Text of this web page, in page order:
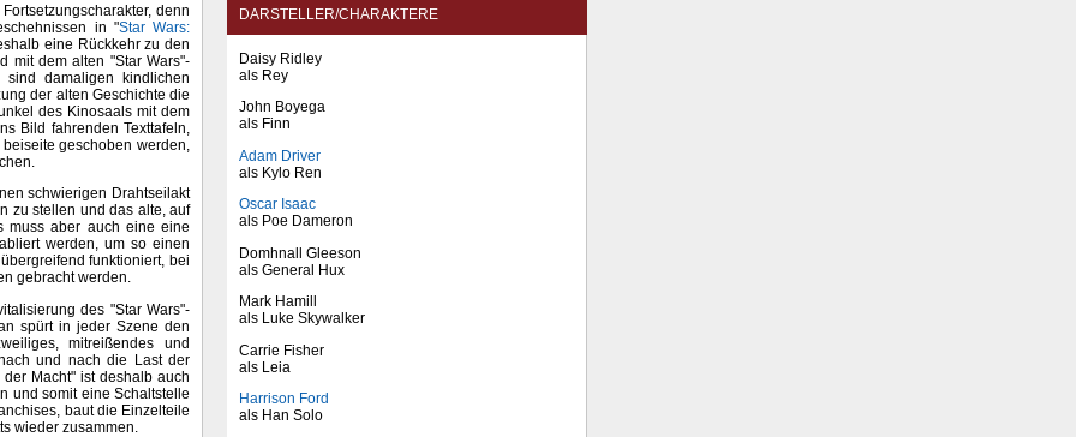
denn
in "Star Wars:
eine Rückkehr zu den
mit dem alten "Star Wars"-
damaligen kindlichen
der alten Geschichte die
des Kinosaals mit dem
Bild fahrenden Texttafeln,
geschoben werden,
schwierigen Drahtseilakt
zu stellen und das alte, auf
muss aber auch eine eine
werden, um so einen
funktioniert, bei
gebracht werden.
des "Star Wars"-
spürt in jeder Szene den
mitreißendes und
und nach die Last der
Macht" ist deshalb auch
und somit eine Schaltstelle
baut die Einzelteile
wieder zusammen.
DARSTELLER/CHARAKTERE
Daisy Ridley
als Rey
John Boyega
als Finn
Adam Driver
als Kylo Ren
Oscar Isaac
als Poe Dameron
Domhnall Gleeson
als General Hux
Mark Hamill
als Luke Skywalker
Carrie Fisher
als Leia
Harrison Ford
als Han Solo